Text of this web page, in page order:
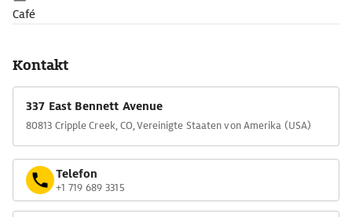
Café
Kontakt
337 East Bennett Avenue
80813 Cripple Creek, CO, Vereinigte Staaten von Amerika (USA)
Telefon
+1 719 689 3315